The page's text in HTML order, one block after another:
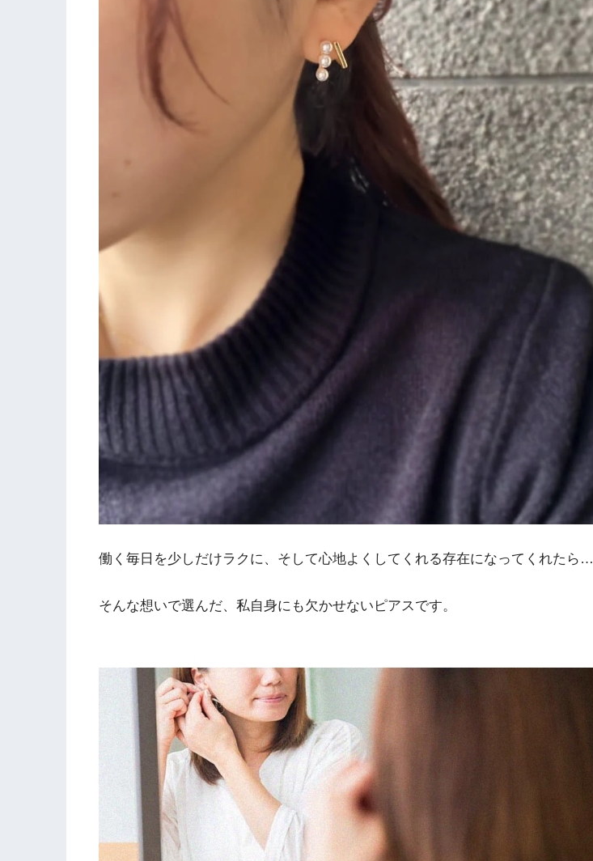
働く毎日を少しだけラクに、そして心地よくしてくれる存在になってくれたら…
そんな想いで選んだ、私自身にも欠かせないピアスです。